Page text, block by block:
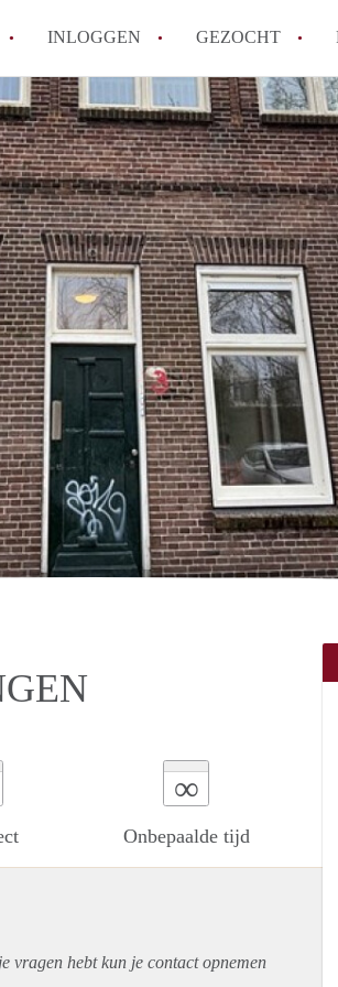
INLOGGEN GEZOCHT
Hoeveel kost het om te
Hoe werkt Studio Groningen
How to translate
Wat is StudiosGroningen?
Wat is de privacyverklaring
Alle veelgestelde vragen
∞
Onbepaalde tijd
vragen hebt kun je contact opnemen